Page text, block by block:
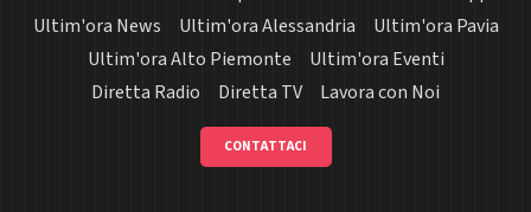
Ultim'ora News
Ultim'ora Alessandria
Ultim'ora Pavia
Ultim'ora Alto Piemonte
Ultim'ora Eventi
Diretta Radio
Diretta TV Lavora con Noi
CONTATTACI